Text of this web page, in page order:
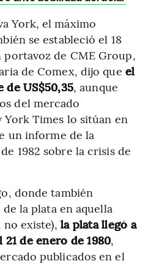
York, el máximo
se estableció el 18
portavoz de CME Group,
de Comex, dijo que el
US$50,35, aunque
del mercado
Times lo sitúan en
un informe de la
1982 sobre la crisis de
donde también
la plata en aquella
existe), la plata llegó a
de enero de 1980,
publicados en el